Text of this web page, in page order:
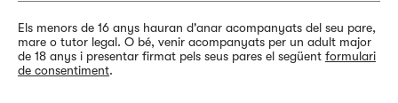
Els menors de 16 anys hauran d'anar acompanyats del seu pare,
mare o tutor legal. O bé, venir acompanyats per un adult major
de 18 anys i presentar firmat pels seus pares el següent formulari
de consentiment.